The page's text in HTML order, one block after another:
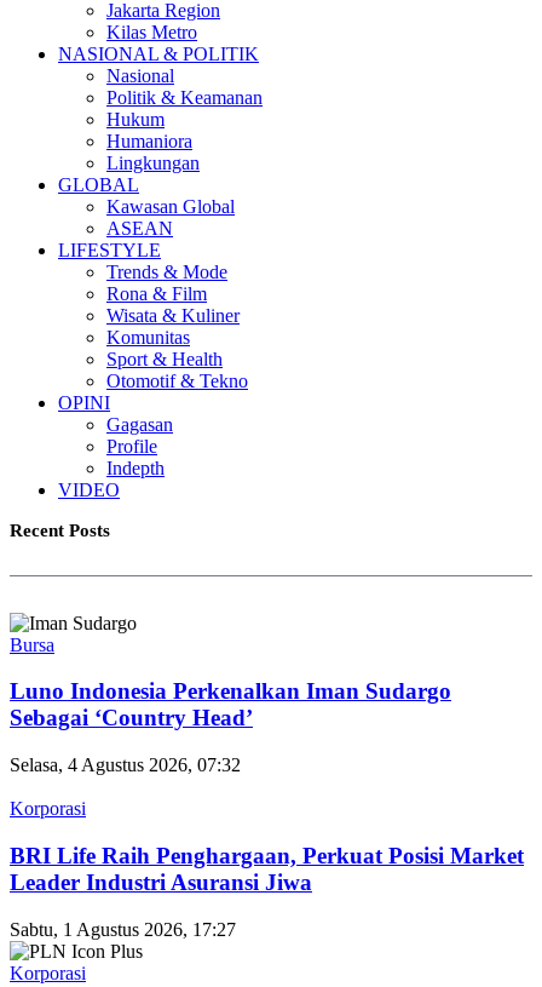
Jakarta Region
Kilas Metro
NASIONAL & POLITIK
Nasional
Politik & Keamanan
Hukum
Humaniora
Lingkungan
GLOBAL
Kawasan Global
ASEAN
LIFESTYLE
Trends & Mode
Rona & Film
Wisata & Kuliner
Komunitas
Sport & Health
Otomotif & Tekno
OPINI
Gagasan
Profile
Indepth
VIDEO
Recent Posts
Bursa
Luno Indonesia Perkenalkan Iman Sudargo
Sebagai ‘Country Head’
Selasa, 4 Agustus 2026, 07:32
Korporasi
BRI Life Raih Penghargaan, Perkuat Posisi Market
Leader Industri Asuransi Jiwa
Sabtu, 1 Agustus 2026, 17:27
Korporasi